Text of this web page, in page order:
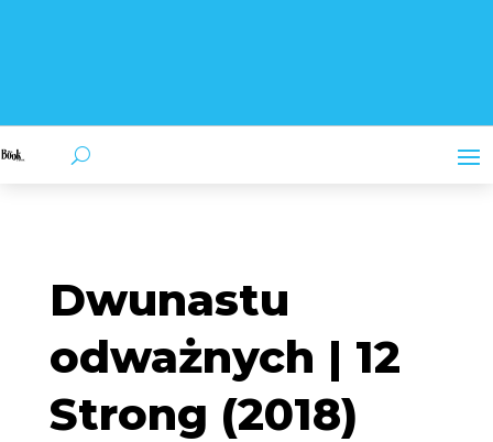
Dwunastu
odważnych | 12
Strong (2018)